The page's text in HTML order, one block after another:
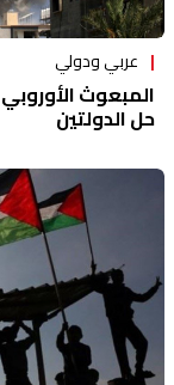
عربي ودولي
المبعوث
حل الدولتين